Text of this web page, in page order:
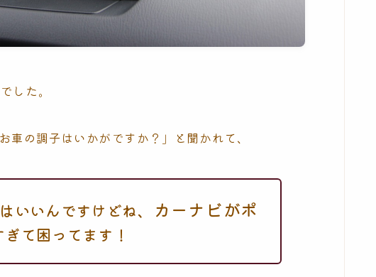
した。
車の調子はいかがですか？」と聞かれて、
いいんですけどね、
カーナビがポ
ぎて困ってます！